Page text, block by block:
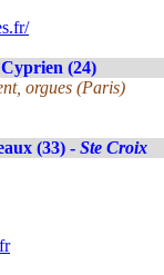
(24)
orgues (Paris)
(33) - Ste Croix